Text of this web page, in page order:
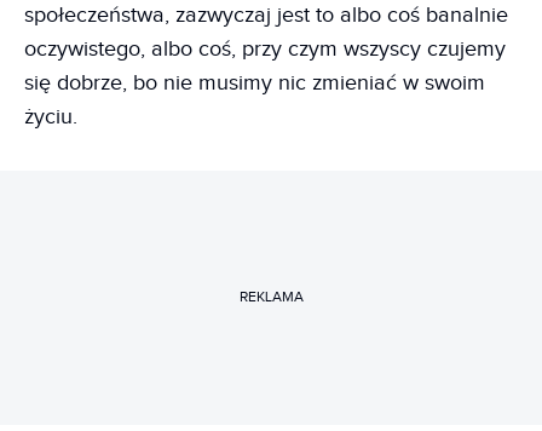
społeczeństwa, zazwyczaj jest to albo coś banalnie
oczywistego, albo coś, przy czym wszyscy czujemy
się dobrze, bo nie musimy nic zmieniać w swoim
życiu.
REKLAMA